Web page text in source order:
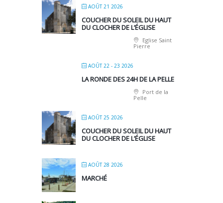
AOÛT 21 2026
COUCHER DU SOLEIL DU HAUT
DU CLOCHER DE L’ÉGLISE
Eglise Saint
Pierre
AOÛT 22 - 23 2026
LA RONDE DES 24H DE LA PELLE
Port de la
Pelle
AOÛT 25 2026
COUCHER DU SOLEIL DU HAUT
DU CLOCHER DE L’ÉGLISE
AOÛT 28 2026
MARCHÉ